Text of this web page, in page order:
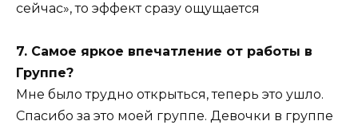
сейчас», то эффект сразу ощущается
7. Самое яркое впечатление от работы в
Группе?
Мне было трудно открыться, теперь это ушло.
Спасибо за это моей группе. Девочки в группе